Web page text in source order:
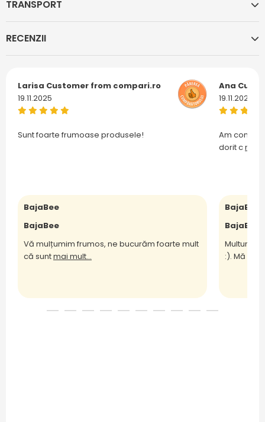
TRANSPORT
RECENZII
Larisa Customer from compari.ro
19.11.2025
Sunt foarte frumoase produsele!
BajaBee
BajaBee
Vă mulțumim frumos, ne bucurăm foarte mult
că suntmai mult...
Ana
19.11.2025
Am
dorit cmai
BajaBee
BajaBee
:). Mă bu